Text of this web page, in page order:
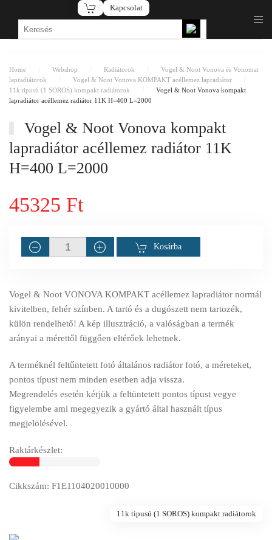
Fő tartalom átugrása
Kapcsolat
Home Webshop Radiátorok
Vogel & Noot Vonova és Vonomat
lapradiátorok
Vogel & Noot Vonova KOMPAKT acéllemez lapradiátor
11k tipusú (1 SOROS) kompakt radiátorok
Vogel & Noot Vonova kompakt
lapradiátor acéllemez radiátor 11K H=400 L=2000
Vogel & Noot Vonova kompakt
lapradiátor acéllemez radiátor 11K
H=400 L=2000
45325 Ft
Kosárba
Vogel & Noot VONOVA KOMPAKT acéllemez lapradiátor normál
kivitelben, fehér színben. A tartó és a dugószett nem tartozék,
külön rendelhető! A kép illusztráció, a valóságban a termék
arányai a mérettől függően eltérőek lehetnek.
A terméknél feltűntetett fotó általános radiátor fotó, a méreteket,
pontos típust nem minden esetben adja vissza.
Megrendelés esetén kérjük a feltüntetett pontos típust vegye
figyelembe ami megegyezik a gyártó által használt típus
megjelölésével.
Raktárkészlet:
Cikkszám: F1E1104020010000
11k tipusú (1 SOROS) kompakt radiátorok